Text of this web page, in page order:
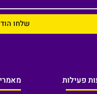
שלחו
פעילות